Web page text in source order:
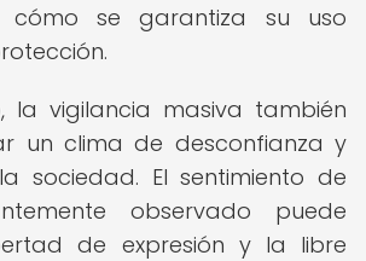
cómo se garantiza su uso
la vigilancia masiva también
un clima de desconfianza y
sociedad. El sentimiento de
observado puede
de expresión y la libre